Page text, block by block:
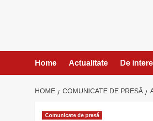
Home Actualitate De
HOME COMUNICATE DE PRESĂ
Comunicate de presă